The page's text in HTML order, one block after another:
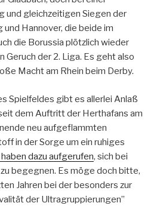
und gleichzeitigen Siegen der
Hannover, die beide im
die Borussia plötzlich wieder
Geruch der 2. Liga. Es geht also
Macht am Rhein beim Derby.
Spielfeldes gibt es allerlei Anlaß
dem Auftritt der Herthafans am
neu aufgeflammten
in der Sorge um ein ruhiges
dazu aufgerufen, sich bei
begegnen. Es möge doch bitte,
Jahren bei der besonders zur
der Ultragruppierungen”